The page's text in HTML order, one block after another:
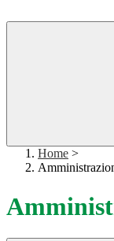
Home >